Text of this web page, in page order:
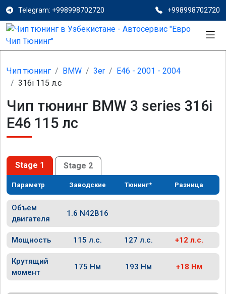
Telegram: +998998702720 +998998702720
Чип тюнинг BMW 3er
E46 - 2001 - 2004
316i 115 л.с
Чип тюнинг BMW 3 series 316i
E46 115 лс
Stage 1 Stage 2
Параметр Заводские Тюнинг* Разница
Объем
двигателя
1.6 N42B16
Мощность 115 л.с. 127 л.с. +12 л.с.
Крутящий
момент
175 Нм 193 Нм +18 Нм